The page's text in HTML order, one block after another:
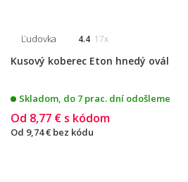
Ľudovka 4.4 17x
Kusový koberec Eton hnedý ovál
Skladom, do 7 prac. dní odošleme
Od 8,77 € s kódom
Od 9,74 € bez kódu